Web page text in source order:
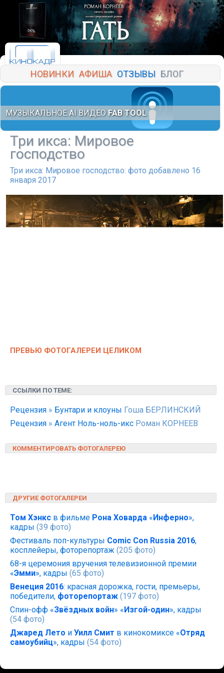
НОВИНКИ АФИША ОТЗЫВЫ БЛОГ
МУЗЫКАЛЬНОЕ AI ВИДЕО FAB TOOL
Три икса: Мировое
господство
Три икса: Мировое господство: фото добавлено 16
января 2017
ПРЕВЬЮ ФОТОГАЛЕРЕИ ЦЕЛИКОМ
ССЫЛКИ ПО ТЕМЕ:
Рецензия » Бунтари и клоуны Гоша БЕРЛИНСКИЙ
Рецензия » Агент Ноль-ноль-икс Роман КОРНЕЕВ
КОММЕНТИРОВАТЬ ФОТОГАЛЕРЕЮ
ДРУГИЕ ФОТОГАЛЕРЕИ
Том Хэнкс в фильме Рона Ховарда «Инферно»,
кадры (39 фото)
Фестиваль поп-культуры Comic Con Russia 2016,
косплейеры, фоторепортаж (205 фото)
68-я церемония вручения телевизионной премии
«Эмми», кадры (65 фото)
Венеция 2016: красная дорожка, гости, премьеры,
победители, фоторепортаж (197 фото)
Спин-офф «Звёздных войн» «Изгой-один», кадры
(54 фото)
Джаред Лето и Уилл Смит в кинокомиксе «Отряд
самоубийц», кадры (54 фото)